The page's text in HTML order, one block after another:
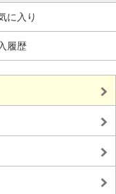
に入り
履歴